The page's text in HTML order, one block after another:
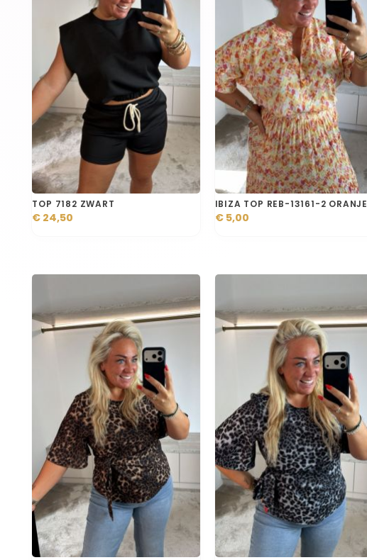
TOP 7182 ZWART
€ 24,50
IBIZA TOP REB-13161-2 ORANJE
€ 5,00